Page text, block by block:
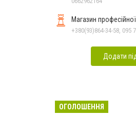
Магазин
+380(93)864-34-58, 095
Додати
ОГОЛОШЕННЯ